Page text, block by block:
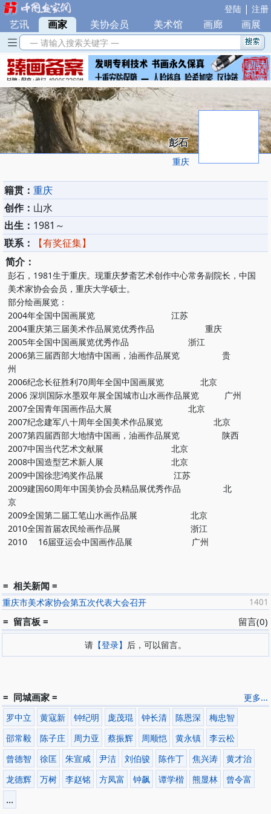
登陆 | 注册
艺讯 | 画家 美协会员 美术馆 画廊 画展
— 请输入搜索关键字 —
彭石
重庆
籍贯： 重庆
创作： 山水
出生： 1981～
联系：
【有奖征集】
简介：
彭石，1981生于重庆。现重庆梦斋艺术创作中心常务副院长，中国
美术家协会会员，重庆大学硕士。
部分绘画展览：
2004年全国中国画展览 江苏
2004重庆第三届美术作品展览优秀作品 重庆
2005年全国中国画展览优秀作品 浙江
2006第三届西部大地情中国画，油画作品展览 贵
州
2006纪念长征胜利70周年全国中国画展览 北京
2006 深圳国际水墨双年展全国城市山水画作品展览 广州
2007全国青年国画作品大展 北京
2007纪念建军八十周年全国美术作品展览 北京
2007第四届西部大地情中国画，油画作品展览 陕西
2007中国当代艺术文献展 北京
2008中国造型艺术新人展 北京
2009中国徐悲鸿奖作品展 江苏
2009建国60周年中国美协会员精品展优秀作品 北
京
2009全国第二届工笔山水画作品展 北京
2010全国首届农民绘画作品展 浙江
2010 16届亚运会中国画作品展 广州
= 相关新闻 =
1401
重庆市美术家协会第五次代表大会召开
留言(0)
= 留言板 =
请 【登录】 后，可以留言。
更多...
= 同城画家 =
罗中立 黄寇新 钟纪明 庞茂琨 钟长清 陈恩深
梅忠智
邵常毅
陈子庄 周力亚 蔡振辉 周顺恺 黄永镇
李云松
曾德智
徐匡 朱宣咸 尹洁 刘伯骏 陈作丁 焦兴涛
黄才治
龙德辉
万树 李赵铭 方凤富 钟飙 谭学楷 熊显林 曾令富
...